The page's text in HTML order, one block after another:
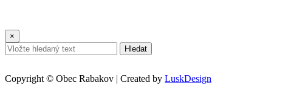
×
Hledat
Copyright © Obec Rabakov | Created by LuskDesign